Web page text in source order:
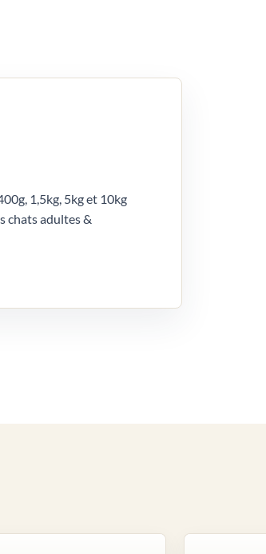
1,5kg, 5kg et 10kg
chats adultes &